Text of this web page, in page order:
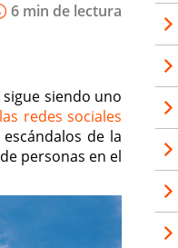
6 min de lectura
siendo uno
redes sociales
de la
personas en el